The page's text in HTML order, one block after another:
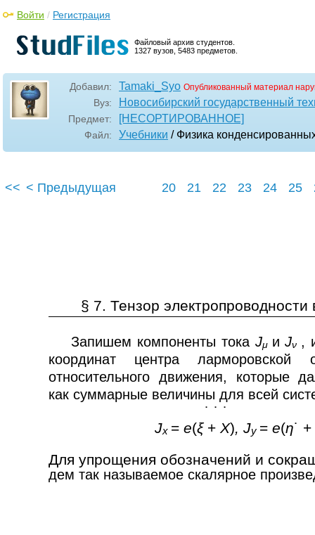
Файловый архив студентов.
1327 вузов, 5483 предметов.
Войти / Регистрация
Добавил: Tamaki_Syo Опубликованный материал
Вуз: Новосибирский государственный
Предмет: [НЕСОРТИРОВАННОЕ]
Файл: Учебники / Физика
<< < Предыдущая 20 21 22 23 24 25
§ 7. Тензор
Запишем компоненты тока Jμ иJν ,
координат центра ларморовской
относительного движения, которые
как суммарные величины для всей
˙ ˙ ˙
Jx = e(ξ + X), Jy = e(η˙ +
Для упрощения обозначений и
дем так называемое скалярное